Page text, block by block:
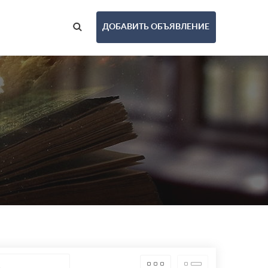
ДОБАВИТЬ ОБЪЯВЛЕНИЕ